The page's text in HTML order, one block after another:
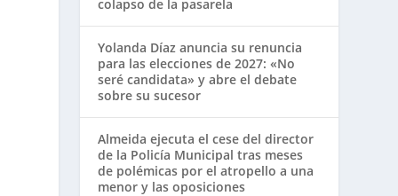
colapso de la pasarela
Yolanda Díaz anuncia su renuncia
para las elecciones de 2027: «No
seré candidata» y abre el debate
sobre su sucesor
Almeida ejecuta el cese del director
de la Policía Municipal tras meses
de polémicas por el atropello a una
menor y las oposiciones